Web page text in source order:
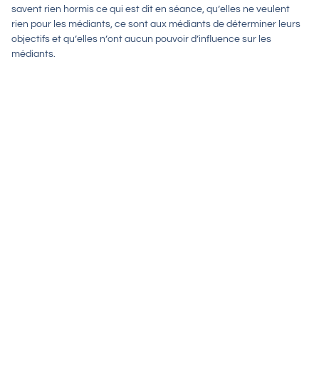
savent rien hormis ce qui est dit en séance, qu’elles ne veulent
rien pour les médiants, ce sont aux médiants de déterminer leurs
objectifs et qu’elles n’ont aucun pouvoir d’influence sur les
médiants.